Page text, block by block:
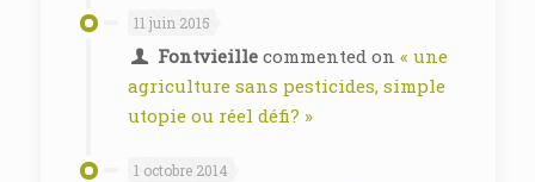
11 juin 2015
Fontvieillecommented on « une
agriculture sans pesticides, simple
utopie ou réel défi? »
1 octobre 2014